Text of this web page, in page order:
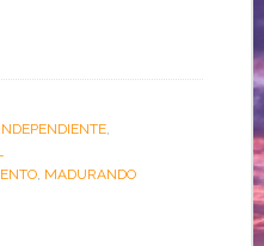
,
, MADURANDO